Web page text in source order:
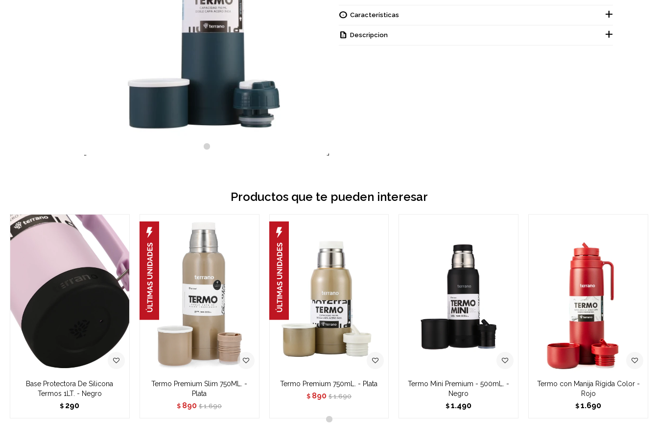
Características
Descripcion
Productos que te pueden interesar
Base Protectora De Silicona
Termos 1LT. - Negro
$ 290
Termo Premium Slim 750ML. -
Plata
$ 890 $ 1.690
Termo Premium 750mL. - Plata
$ 890 $ 1.690
Termo Mini Premium - 500mL. -
Negro
$ 1.490
Termo con Manija Rígida Color -
Rojo
$ 1.690